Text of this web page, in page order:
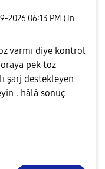
2026 06:13 PM ) in
varmı diye kontrol
oraya pek toz
şarj destekleyen
. hâlâ sonuç